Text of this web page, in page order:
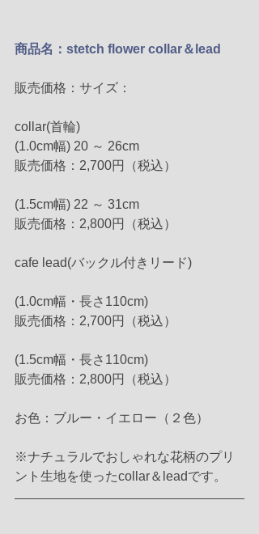
商品名：stetch flower collar＆lead
販売価格：サイズ：
collar(首輪)
(1.0cm幅) 20 ～ 26cm
販売価格：2,700円（税込）
(1.5cm幅) 22 ～ 31cm
販売価格：2,800円（税込）
cafe lead(バックル付きリード)
(1.0cm幅・長さ110cm)
販売価格：2,700円（税込）
(1.5cm幅・長さ110cm)
販売価格：2,800円（税込）
お色：ブルー・イエロー（２色）
※ナチュラルでおしゃれな花柄のプリ
ント生地を使ったcollar＆leadです。